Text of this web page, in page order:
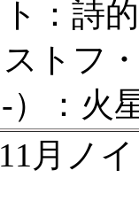
：詩
トフ
）：火
月ノ